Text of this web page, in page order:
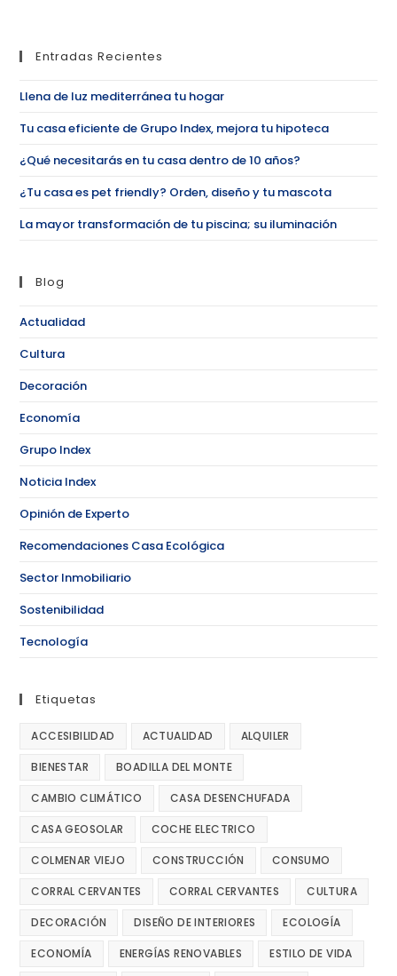
Entradas Recientes
Llena de luz mediterránea tu hogar
Tu casa eficiente de Grupo Index, mejora tu hipoteca
¿Qué necesitarás en tu casa dentro de 10 años?
¿Tu casa es pet friendly? Orden, diseño y tu mascota
La mayor transformación de tu piscina; su iluminación
Blog
Actualidad
Cultura
Decoración
Economía
Grupo Index
Noticia Index
Opinión de Experto
Recomendaciones Casa Ecológica
Sector Inmobiliario
Sostenibilidad
Tecnología
Etiquetas
ACCESIBILIDAD ACTUALIDAD ALQUILER
BIENESTAR BOADILLA DEL MONTE
CAMBIO CLIMÁTICO CASA DESENCHUFADA
CASA GEOSOLAR COCHE ELECTRICO
COLMENAR VIEJO CONSTRUCCIÓN CONSUMO
CORRAL CERVANTES CORRAL CERVANTES CULTURA
DECORACIÓN DISEÑO DE INTERIORES ECOLOGÍA
ECONOMÍA ENERGÍAS RENOVABLES ESTILO DE VIDA